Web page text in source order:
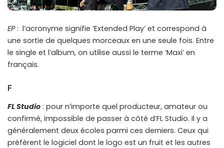
EP: l’acronyme signifie ‘Extended Play’ et correspond à
une sortie de quelques morceaux en une seule fois. Entre
le single et l’album, on utilise aussi le terme ‘Maxi’ en
français.
F
FL Studio : pour n’importe quel producteur, amateur ou
confirmé, impossible de passer à côté d’FL Studio. Il y a
généralement deux écoles parmi ces derniers. Ceux qui
préfèrent le logiciel dont le logo est un fruit et les autres